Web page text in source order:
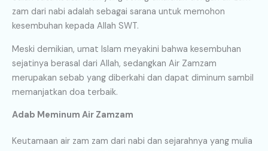
zam dari nabi adalah sebagai sarana untuk memohon
kesembuhan kepada Allah SWT.
Meski demikian, umat Islam meyakini bahwa kesembuhan
sejatinya berasal dari Allah, sedangkan Air Zamzam
merupakan sebab yang diberkahi dan dapat diminum sambil
memanjatkan doa terbaik.
Adab Meminum Air Zamzam
Keutamaan air zam zam dari nabi dan sejarahnya yang mulia